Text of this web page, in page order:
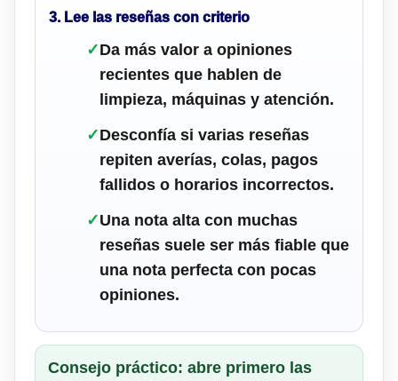
3. Lee las reseñas con criterio
✓Da más valor a opiniones
recientes que hablen de
limpieza, máquinas y atención.
✓Desconfía si varias reseñas
repiten averías, colas, pagos
fallidos o horarios incorrectos.
✓Una nota alta con muchas
reseñas suele ser más fiable que
una nota perfecta con pocas
opiniones.
Consejo práctico: abre primero las